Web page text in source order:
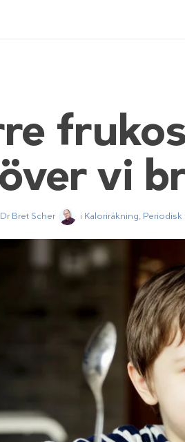
vi
Dr Bret Scher i Kaloriräkning, Periodisk